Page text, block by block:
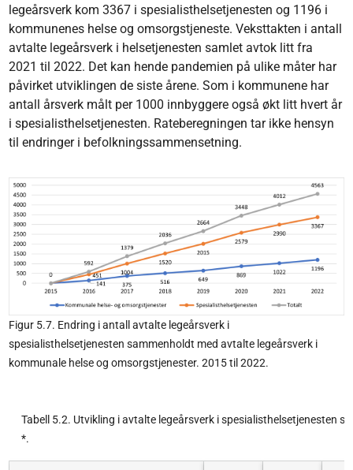
legeårsverk kom 3367 i spesialisthelsetjenesten og 1196 i
kommunenes helse og omsorgstjeneste. Veksttakten i antall
avtalte legeårsverk i helsetjenesten samlet avtok litt fra
2021 til 2022. Det kan hende pandemien på ulike måter har
påvirket utviklingen de siste årene. Som i kommunene har
antall årsverk målt per 1000 innbyggere også økt litt hvert år
i spesialisthelsetjenesten. Rateberegningen tar ikke hensyn
til endringer i befolkningssammensetning.
Figur 5.7. Endring i antall avtalte legeårsverk i
spesialisthelsetjenesten sammenholdt med avtalte legeårsverk i
kommunale helse og omsorgstjenester. 2015 til 2022.
Tabell 5.2. Utvikling i avtalte legeårsverk i spesialisthelsetjenesten
*.